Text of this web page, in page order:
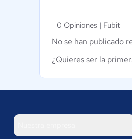
0 Opiniones | Fubit
No se han publicado
¿Quieres ser la